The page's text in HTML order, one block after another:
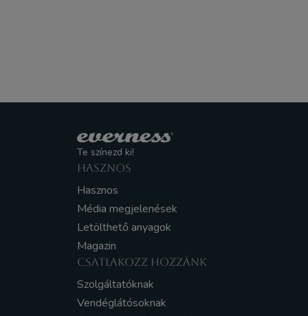
Te színezd ki!
HASZNOS
Hasznos
Média megjelenések
Letölthető anyagok
Magazin
CSATLAKOZZ HOZZÁNK
Szolgáltatóknak
Vendéglátósoknak